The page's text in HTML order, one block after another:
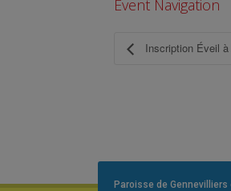
Event Navigation
Inscription Éveil
Paroisse de